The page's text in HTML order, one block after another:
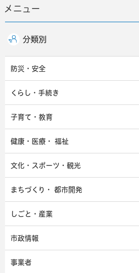
メニュー
分類別
防災・安全
くらし・手続き
子育て・教育
健康・医療・ 福祉
文化・スポーツ・観光
まちづくり・ 都市開発
しごと・産業
市政情報
事業者